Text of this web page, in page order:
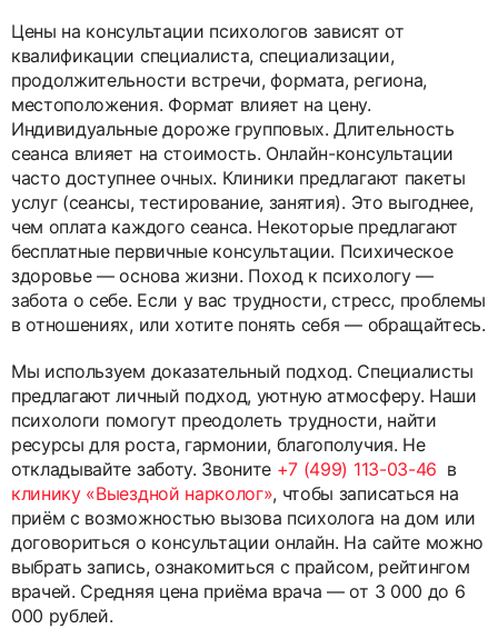
Цены на консультации психологов зависят от
квалификации специалиста, специализации,
продолжительности встречи, формата, региона,
местоположения. Формат влияет на цену.
Индивидуальные дороже групповых. Длительность
сеанса влияет на стоимость. Онлайн-консультации
часто доступнее очных. Клиники предлагают пакеты
услуг (сеансы, тестирование, занятия). Это выгоднее,
чем оплата каждого сеанса. Некоторые предлагают
бесплатные первичные консультации. Психическое
здоровье — основа жизни. Поход к психологу —
забота о себе. Если у вас трудности, стресс, проблемы
в отношениях, или хотите понять себя — обращайтесь.
Мы используем доказательный подход. Специалисты
предлагают личный подход, уютную атмосферу. Наши
психологи помогут преодолеть трудности, найти
ресурсы для роста, гармонии, благополучия. Не
откладывайте заботу. Звоните +7 (499) 113-03-46 в
клинику «Выездной нарколог», чтобы записаться на
приём с возможностью вызова психолога на дом или
договориться о консультации онлайн. На сайте можно
выбрать запись, ознакомиться с прайсом, рейтингом
врачей. Средняя цена приёма врача — от 3 000 до 6
000 рублей.